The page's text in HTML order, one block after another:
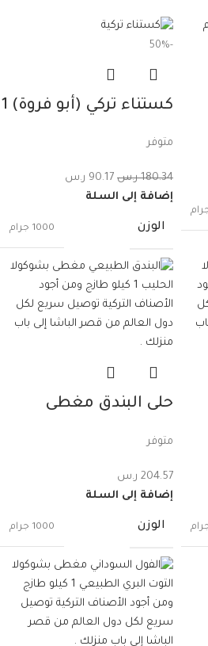
-50%
كستناء تركي (أبو فروة) 1
متوفر
180.34 ر.س 90.17 ر.س
إضافة إلى السلة
الوزن 1000 جرام
حلى البندق مغطى
متوفر
204.57 ر.س
إضافة إلى السلة
الوزن 1000 جرام